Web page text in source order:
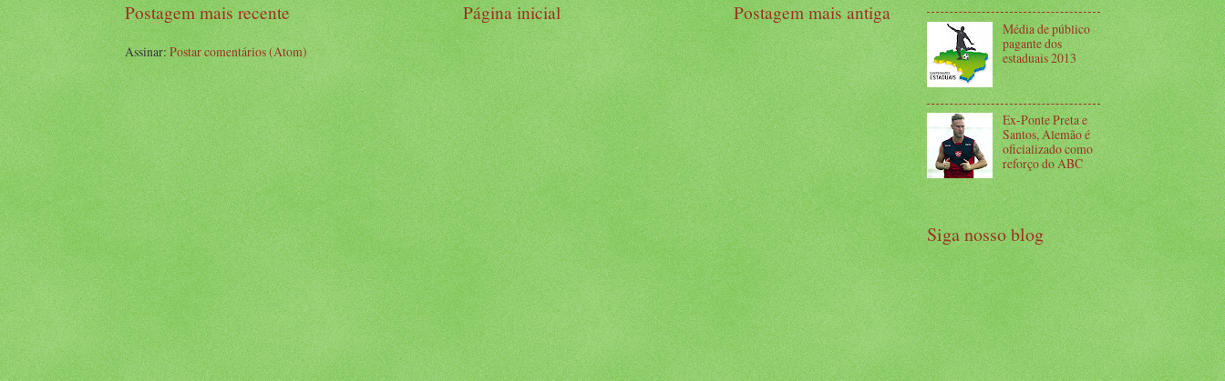
Postagem mais recente Postagem mais antiga
Página inicial
Assinar:Postar comentários (Atom)
Média de público
pagante dos
estaduais 2013
Ex-Ponte Preta e
Santos, Alemão é
oficializado como
reforço do ABC
Siga nosso blog